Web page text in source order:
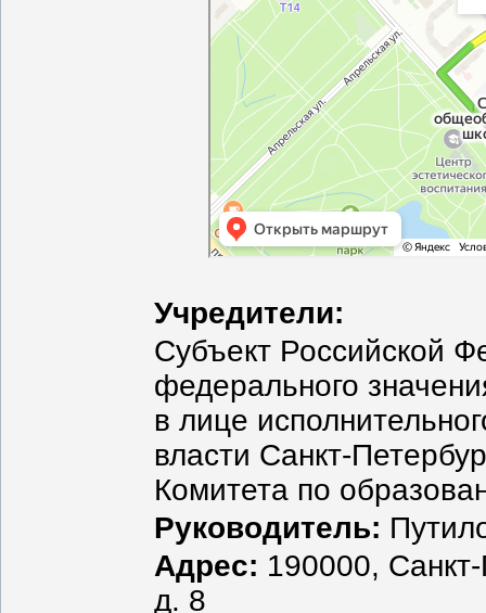
Учредители:
Субъект Российской
федерального
в лице
власти Санкт-
Комитета по
Руководитель:
Адрес: 190000,
д. 8